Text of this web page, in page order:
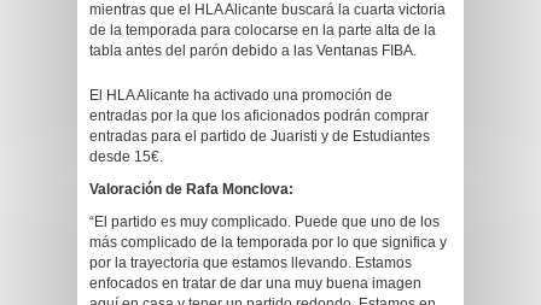
mientras que el HLA Alicante buscará la cuarta victoria
de la temporada para colocarse en la parte alta de la
tabla antes del parón debido a las Ventanas FIBA.
El HLA Alicante ha activado una promoción de
entradas por la que los aficionados podrán comprar
entradas para el partido de Juaristi y de Estudiantes
desde 15€.
Valoración de Rafa Monclova:
“El partido es muy complicado. Puede que uno de los
más complicado de la temporada por lo que significa y
por la trayectoria que estamos llevando. Estamos
enfocados en tratar de dar una muy buena imagen